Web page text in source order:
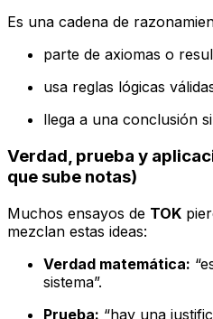
Es una cadena de
parte de axiomas o
usa reglas lógicas
llega a una conclusión
Verdad, prueba y
que sube notas)
Muchos ensayos de TOK
mezclan estas ideas:
Verdad matemática:
sistema”.
Prueba: “hay una